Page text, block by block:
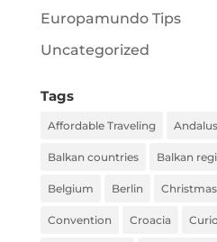
Europamundo Tips
Uncategorized
Tags
Affordable Traveling
Balkan countries Balkan
Belgium Berlin Christmas
Convention Croacia